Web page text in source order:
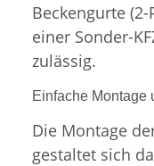
Beckengurte
einer Sonder-
zulässig.
Einfache Montage
Die Montage
gestaltet sich